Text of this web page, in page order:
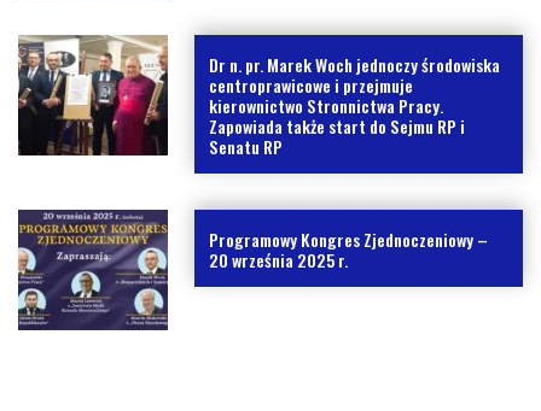
Dr n. pr. Marek Woch jednoczy środowiska
centroprawicowe i przejmuje
kierownictwo Stronnictwa Pracy.
Zapowiada także start do Sejmu RP i
Senatu RP
Programowy Kongres Zjednoczeniowy –
20 września 2025 r.